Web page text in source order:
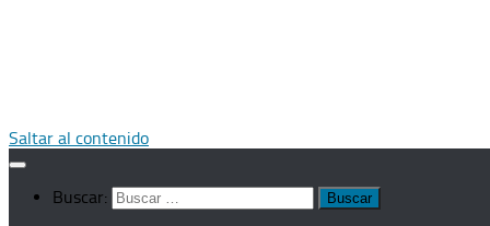
Saltar al contenido
Buscar: